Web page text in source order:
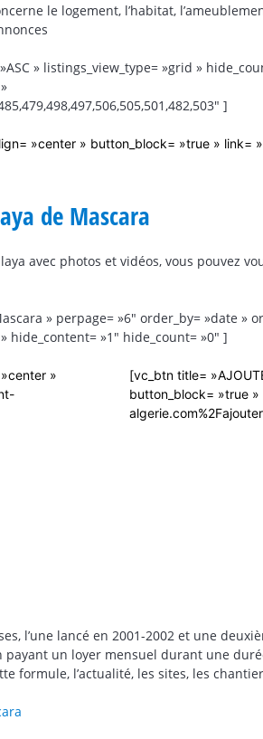
le logement, l’habitat,
» listings_view_type= »grid »
]
»center » button_block= »true » link=
de Mascara
avec photos et vidéos, vous pouvez
» perpage= »6″ order_by= »date »
hide_content= »1″ hide_count= »0″ ]
»
[vc_btn title=
button_block= »true »
l’une lancé en 2001-2002 et une
payant un loyer mensuel durant une
formule, l’actualité, les sites, les